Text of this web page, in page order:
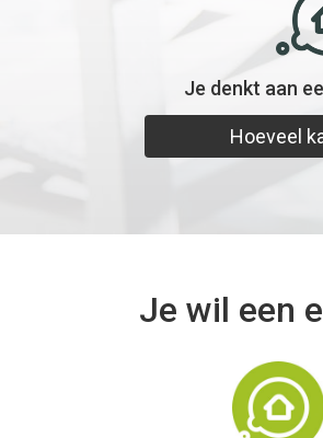
Je denkt aan
Hoeveel
Je wil een